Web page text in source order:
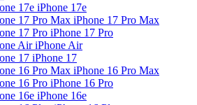
iPhone 17e
iPhone 17 Pro Max
iPhone 17 Pro
iPhone Air
iPhone 17
iPhone 16 Pro Max
iPhone 16 Pro
iPhone 16e